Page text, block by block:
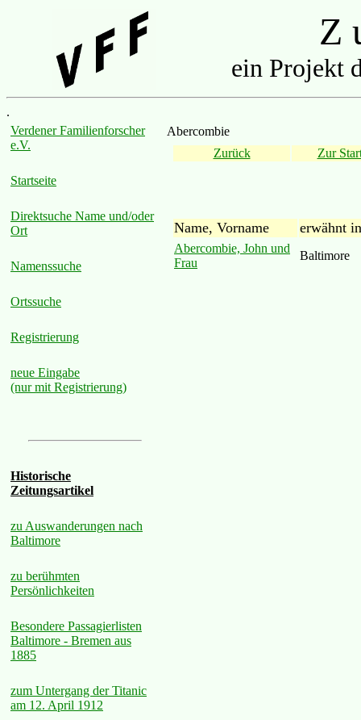
Z
ein Projekt
.
Verdener Familienforscher
e.V.
Startseite
Direktsuche Name und/oder
Ort
Namenssuche
Ortssuche
Registrierung
neue Eingabe
(nur mit Registrierung)
Historische
Zeitungsartikel
zu Auswanderungen nach
Baltimore
zu berühmten
Persönlichkeiten
Besondere Passagierlisten
Baltimore - Bremen aus
1885
zum Untergang der Titanic
am 12. April 1912
Abercombie
Zurück
Zur
Name, Vorname erwähnt in
Abercombie, John und
Frau
Baltimore